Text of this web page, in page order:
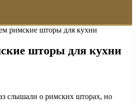
римские шторы для кухни
шторы для кухни
слышали о римских шторах, но